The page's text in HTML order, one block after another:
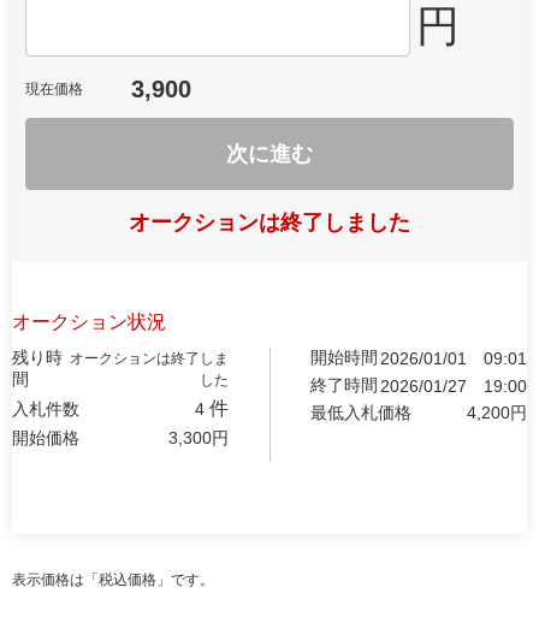
円
現在価格 3,900
次に進む
オークションは終了しました
オークション状況
残り時
間
オークションは終了しま
した
入札件数 4 件
開始価格 3,300円
開始時間 2026/01/01
09:01
終了時間 2026/01/27
19:00
最低入札価格
4,200円
表示価格は「税込価格」です。